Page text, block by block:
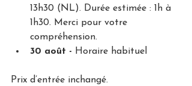
13h30 (NL). Durée estimée : 1h à
1h30. Merci pour votre
compréhension.
30 août - Horaire habituel
Prix d’entrée inchangé.